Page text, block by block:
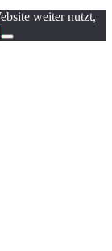
weiter nutzt,